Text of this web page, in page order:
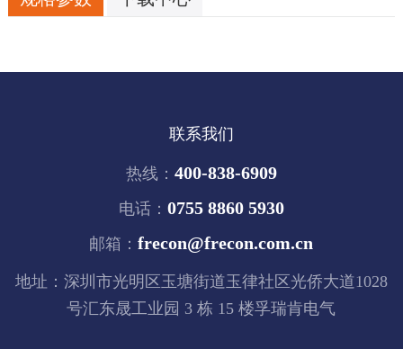
联系我们
热线： 400-838-6909
电话： 0755 8860 5930
邮箱：frecon@frecon.com.cn
地址：深圳市光明区玉塘街道玉律社区光侨大道1028
号汇东晟工业园 3 栋 15 楼孚瑞肯电气